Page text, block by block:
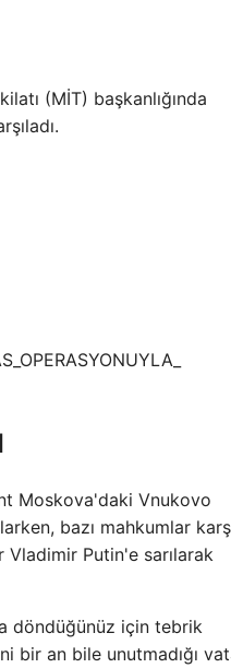
(MİT) başkanlığında
Moskova'daki Vnukovo
bazı mahkumlar
Vladimir Putin'e sarılarak
döndüğünüz için tebrik
bir an bile unutmadığı